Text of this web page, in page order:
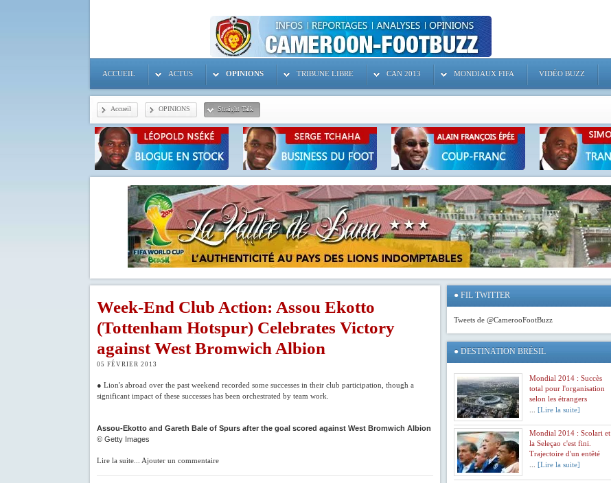
ACCUEIL ACTUS OPINIONS TRIBUNE LIBRE CAN 2013 MONDIAUX FIFA VIDÉO BUZZ
Accueil OPINIONS Straight Talk
Week-End Club Action: Assou Ekotto
(Tottenham Hotspur) Celebrates Victory
against West Bromwich Albion
05 FÉVRIER 2013
● Lion's abroad over the past weekend recorded some successes in their club participation, though a
significant impact of these successes has been orchestrated by team work.
Assou-Ekotto and Gareth Bale of Spurs after the goal scored against West Bromwich Albion
© Getty Images
Lire la suite... Ajouter un commentaire
● FIL TWITTER
Tweets de @CamerooFootBuzz
● DESTINATION BRÉSIL
Mondial 2014 : Succès
total pour l'organisation
selon les étrangers
[Lire la suite]
Mondial 2014 : Scolari et
la Seleçao c'est fini.
Trajectoire d'un entêté
[Lire la suite]